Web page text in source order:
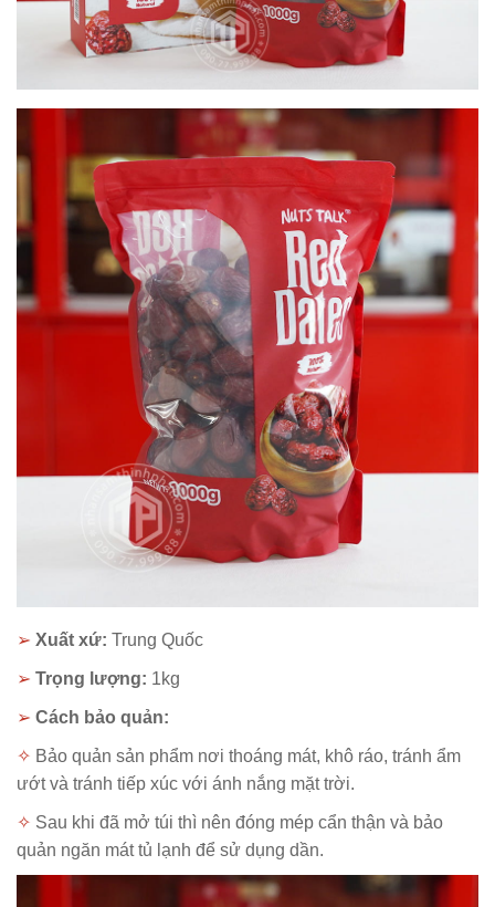
➢ Xuất xứ: Trung Quốc
➢ Trọng lượng: 1kg
➢ Cách bảo quản:
✧ Bảo quản sản phẩm nơi thoáng mát, khô ráo, tránh ẩm
ướt và tránh tiếp xúc với ánh nắng mặt trời.
✧ Sau khi đã mở túi thì nên đóng mép cẩn thận và bảo
quản ngăn mát tủ lạnh để sử dụng dần.